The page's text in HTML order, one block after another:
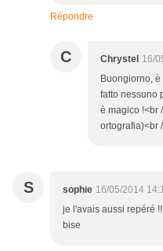
Répondre
C Chrystel 16/
Buongiorno,
fatto nessuno
è magico !<br
ortografia)<br
S sophie 16/05/2014
je l'avais aussi repéré
bise